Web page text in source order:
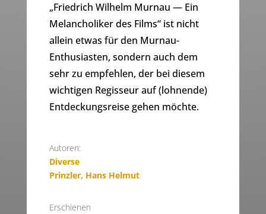
„Friedrich Wilhelm Murnau — Ein
Melancholiker des Films“ ist nicht
allein etwas für den Murnau-
Enthusiasten, sondern auch dem
sehr zu empfehlen, der bei diesem
wichtigen Regisseur auf (lohnende)
Entdeckungsreise gehen möchte.
Autoren:
Diverse
Prinzler, Hans Helmut
Erschienen